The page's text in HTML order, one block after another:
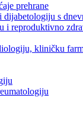
prehrane
s
i reproduktivno
kliničku